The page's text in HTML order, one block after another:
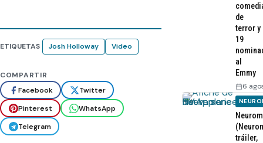
ETIQUETAS Josh Holloway Video
COMPARTIR
Facebook
Twitter
Pinterest
WhatsApp
Telegram
de
terror y
19
al
Emmy
6
tráiler,